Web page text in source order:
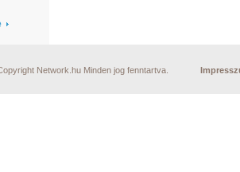
Network.hu Minden jog fenntartva.